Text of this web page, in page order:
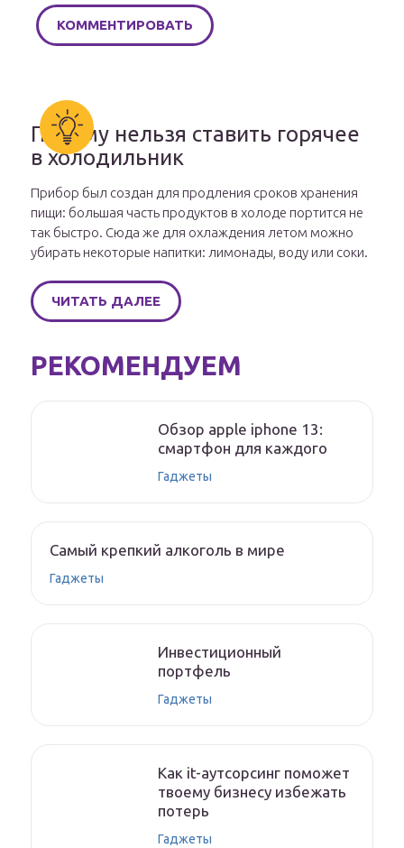
Почему нельзя ставить горячее
в холодильник
Прибор был создан для продления сроков хранения
пищи: большая часть продуктов в холоде портится не
так быстро. Сюда же для охлаждения летом можно
убирать некоторые напитки: лимонады, воду или соки.
ЧИТАТЬ ДАЛЕЕ
РЕКОМЕНДУЕМ
Обзор apple iphone 13:
смартфон для каждого
Гаджеты
Самый крепкий алкоголь в мире
Гаджеты
Инвестиционный
портфель
Гаджеты
Как it-аутсорсинг поможет
твоему бизнесу избежать
потерь
Гаджеты